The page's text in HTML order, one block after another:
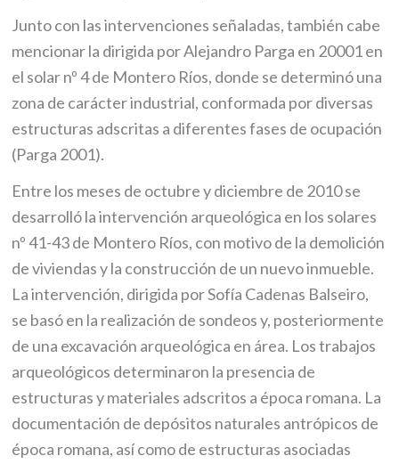
Junto con las intervenciones señaladas, también cabe
mencionar la dirigida por Alejandro Parga en 20001 en
el solar nº 4 de Montero Ríos, donde se determinó una
zona de carácter industrial, conformada por diversas
estructuras adscritas a diferentes fases de ocupación
(Parga 2001).
Entre los meses de octubre y diciembre de 2010 se
desarrolló la intervención arqueológica en los solares
nº 41-43 de Montero Ríos, con motivo de la demolición
de viviendas y la construcción de un nuevo inmueble.
La intervención, dirigida por Sofía Cadenas Balseiro,
se basó en la realización de sondeos y, posteriormente
de una excavación arqueológica en área. Los trabajos
arqueológicos determinaron la presencia de
estructuras y materiales adscritos a época romana. La
documentación de depósitos naturales antrópicos de
época romana, así como de estructuras asociadas